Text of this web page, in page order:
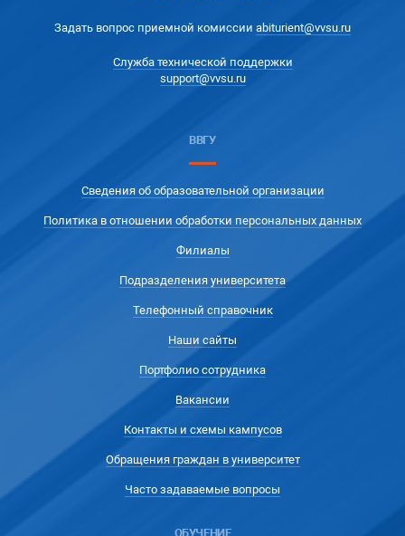
Задать вопрос приемной комиссии abiturient@vvsu.ru
Служба технической поддержки
support@vvsu.ru
ВВГУ
Сведения об образовательной организации
Политика в отношении обработки персональных данных
Филиалы
Подразделения университета
Телефонный справочник
Наши сайты
Портфолио сотрудника
Вакансии
Контакты и схемы кампусов
Обращения граждан в университет
Часто задаваемые вопросы
ОБУЧЕНИЕ